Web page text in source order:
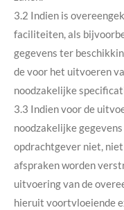
3.2 Indien is
faciliteiten, als
gegevens ter
de voor het uitvoeren
noodzakelijke
3.3 Indien voor de
noodzakelijke
opdrachtgever niet,
afspraken worden
uitvoering van de
hieruit voortvloeiende